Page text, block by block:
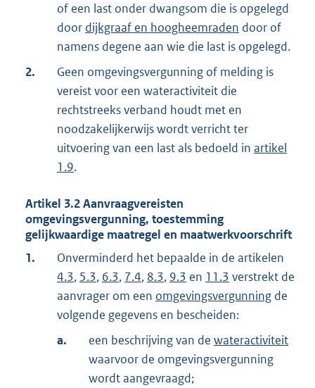
of een last onder dwangsom die is opgelegd
door dijkgraaf en hoogheemraden door of
namens degene aan wie die last is opgelegd.
2.
Geen omgevingsvergunning of melding is
vereist voor een wateractiviteit die
rechtstreeks verband houdt met en
noodzakelijkerwijs wordt verricht ter
uitvoering van een last als bedoeld in artikel
1.9.
Artikel 3.2Aanvraagvereisten
omgevingsvergunning, toestemming
gelijkwaardige maatregel en maatwerkvoorschrift
1.
Onverminderd het bepaalde in de artikelen
4.3, 5.3, 6.3, 7.4, 8.3, 9.3 en 11.3 verstrekt de
aanvrager om een omgevingsvergunning de
volgende gegevens en bescheiden:
a.
een beschrijving van de wateractiviteit
waarvoor de omgevingsvergunning
wordt aangevraagd;